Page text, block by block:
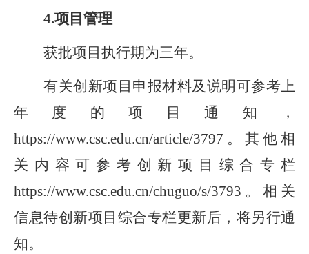
4.项目管理
获批项目执行期为三年。
有关创新项目申报材料及说明可参考上
年度的项目通知，
https://www.csc.edu.cn/article/3797 。其他相
关内容可参考创新项目综合专栏
https://www.csc.edu.cn/chuguo/s/3793 。相关
信息待创新项目综合专栏更新后，将另行通
知。